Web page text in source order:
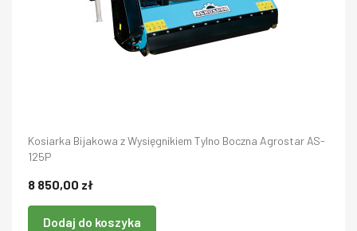
Kosiarka Bijakowa z Wysięgnikiem Tylno Boczna Agrostar AS-
125P
8 850,00 zł
Dodaj do koszyka